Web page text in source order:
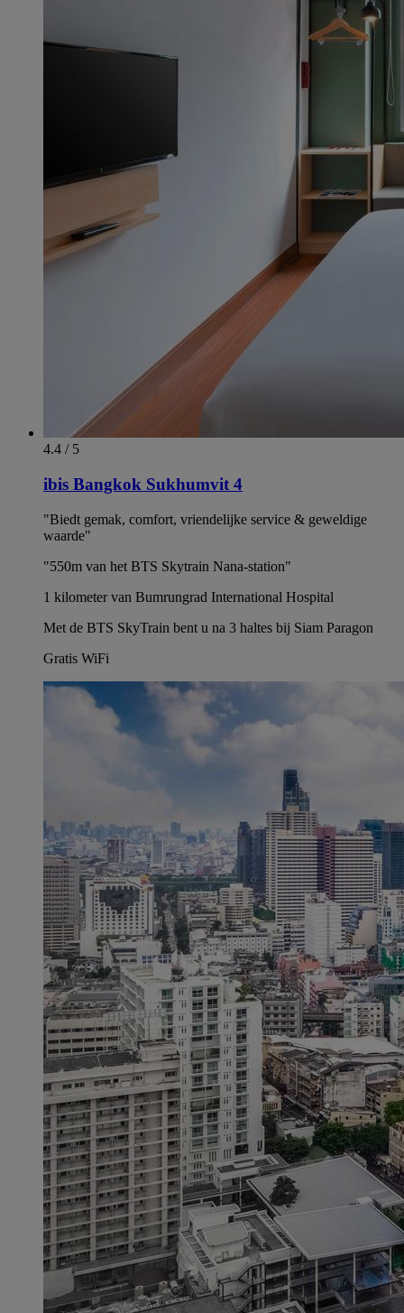
4.4 / 5
ibis Bangkok Sukhumvit 4
"Biedt gemak, comfort, vriendelijke service & geweldige
waarde"
"550m van het BTS Skytrain Nana-station"
1 kilometer van Bumrungrad International Hospital
Met de BTS SkyTrain bent u na 3 haltes bij Siam Paragon
Gratis WiFi